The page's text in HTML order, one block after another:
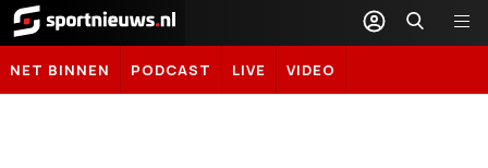
Sportnieuws.nl
NET BINNEN PODCAST LIVE VIDEO